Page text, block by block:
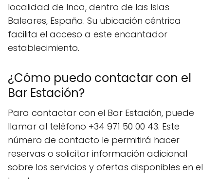
localidad de Inca, dentro de las Islas
Baleares, España. Su ubicación céntrica
facilita el acceso a este encantador
establecimiento.
¿Cómo puedo contactar con el
Bar Estación?
Para contactar con el Bar Estación, puede
llamar al teléfono +34 971 50 00 43. Este
número de contacto le permitirá hacer
reservas o solicitar información adicional
sobre los servicios y ofertas disponibles en el